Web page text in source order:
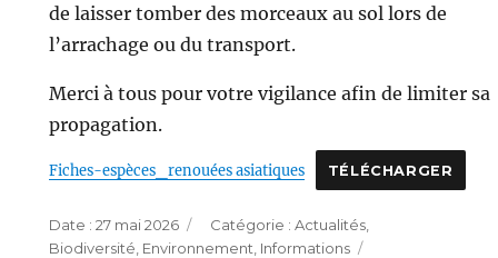
de laisser tomber des morceaux au sol lors de
l’arrachage ou du transport.
Merci à tous pour votre vigilance afin de limiter sa
propagation.
Fiches-espèces_renouées asiatiques TÉLÉCHARGER
Publié
le
27 mai 2026 Catégories
Actualités,
Biodiversité Environnement Informations